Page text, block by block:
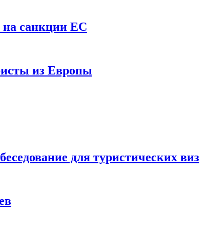
на санкции ЕС
из Европы
для туристических виз